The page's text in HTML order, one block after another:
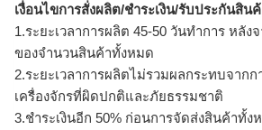
เงื่อนไขการสั่งผลิต/ชำระเงิน/รับประกันสิน
1.ระยะเวลาการผลิต 45-50 วันทำการ หลัง
ของจำนวนสินค้าทั้งหมด
2.ระยะเวลาการผลิตไม่รวมผลกระทบจากก
เครื่องจักรที่ผิดปกติและภัยธรรมชาติ
3.ชำระเงินอีก 50% ก่อนการจัดส่งสินค้าทั้ง